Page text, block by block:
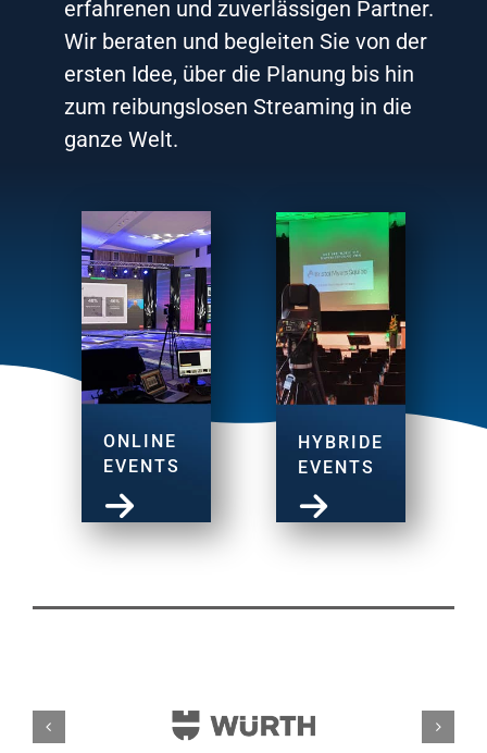
erfahrenen und zuverlässigen Partner.
Wir beraten und begleiten Sie von der
ersten Idee, über die Planung bis hin
zum reibungslosen Streaming in die
ganze Welt.
ONLINE
EVENTS
HYBRIDE
EVENTS